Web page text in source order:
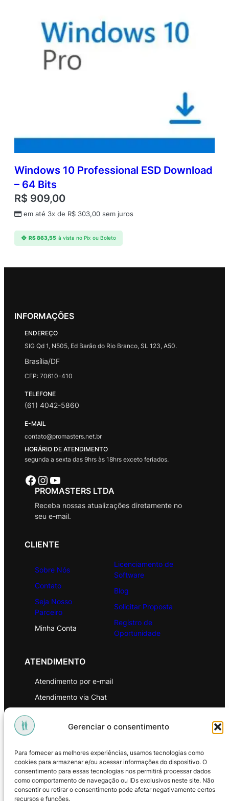
Gerenciar o consentimento
Para fornecer as melhores experiências, usamos tecnologias como
cookies para armazenar e/ou acessar informações do dispositivo. O
consentimento para essas tecnologias nos permitirá processar dados
como comportamento de navegação ou IDs exclusivos neste site. Não
consentir ou retirar o consentimento pode afetar negativamente certos
recursos e funções.
Windows 10 Professional ESD Download
– 64 Bits
R$ 909,00
em até 3x de R$ 303,00 sem juros
R$863,55 à vista no Pix ou Boleto
INFORMAÇÕES
ENDEREÇO
SIG Qd 1, N505, Ed Barão do Rio Branco, SL 123, A50.
Brasília/DF
CEP: 70610-410
TELEFONE
(61) 4042-5860
E-MAIL
contato@promasters.net.br
HORÁRIO DE ATENDIMENTO
segunda a sexta das 9hrs às 18hrs exceto feriados.
Facebook Instagram Youtube
PROMASTERS LTDA
Receba nossas atualizações diretamente no
seu e-mail.
CLIENTE
Sobre Nós
Contato
Seja Nosso
Parceiro
Minha Conta
Licenciamento de
Software
Blog
Solicitar Proposta
Registro de
Oportunidade
ATENDIMENTO
Atendimento por e-mail
Atendimento via Chat
Política de Privacidade
Política de Troca e Devoluções
Política de Reembolso